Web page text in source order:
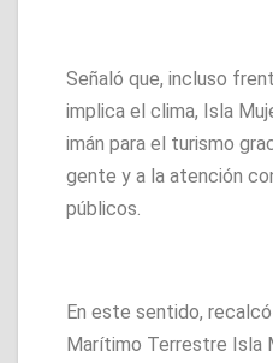
Señaló que, incluso
implica el clima, Isla
imán para el turismo
gente y a la atención
públicos.
En este sentido,
Marítimo Terrestre Isla